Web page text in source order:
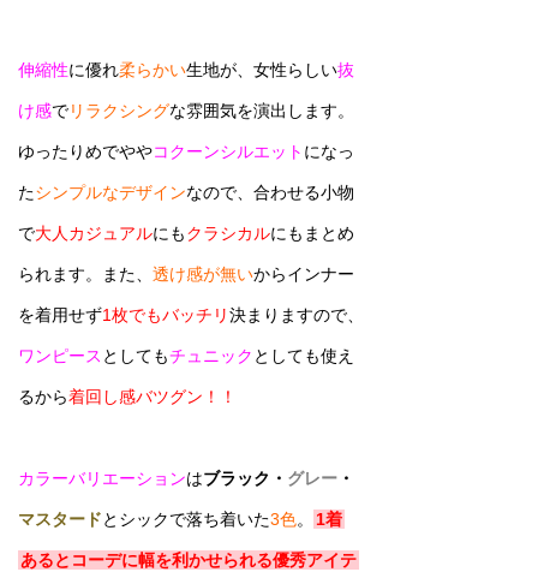
伸縮性に優れ柔らかい生地が、女性らしい抜
け感でリラクシングな雰囲気を演出します。
ゆったりめでややコクーンシルエット になっ
たシンプルなデザインなので、合わせる小物
で大人カジュアルにもクラシカルにもまとめ
られます。また、 透け感が無いからインナー
を着用せず1枚でもバッチリ決まりますので、
ワンピース としてもチュニック としても使え
るから着回し感バツグン！！
カラーバリエーションはブラック ・ グレー ・
マスタードとシックで落ち着いた3色。 1着
あるとコーデに幅を利かせられる優秀アイテ